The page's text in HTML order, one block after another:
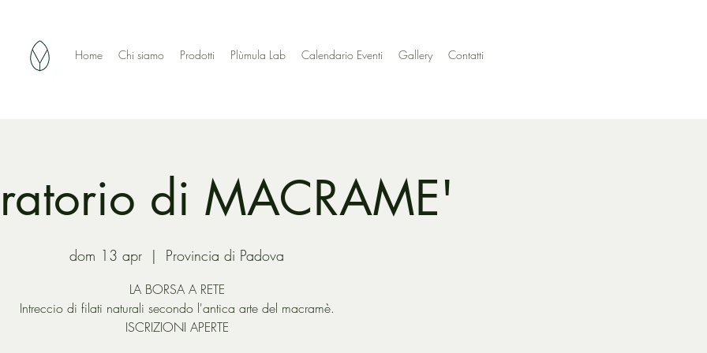
Home Chi siamo Prodotti Plùmula Lab Calendario Eventi Gallery Contatti
di MACRAME'
dom 13 apr
  |
Provincia di Padova
LA BORSA A RETE
Intreccio di filati naturali secondo l'antica arte del macramè.
ISCRIZIONI APERTE